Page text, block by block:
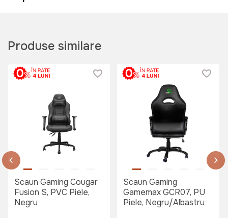
Produse similare
Scaun Gaming Cougar
Fusion S, PVC Piele,
Negru
Scaun Gaming
Gamemax GCR07, PU
Piele, Negru/Albastru